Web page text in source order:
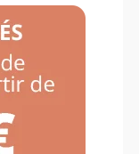
le
de